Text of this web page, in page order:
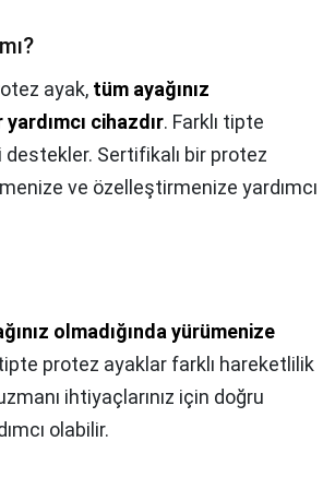
ayak, tüm ayağınız
cihazdır. Farklı tipte
Sertifikalı bir protez
ve özelleştirmenize yardımcı
olmadığında yürümenize
tipte protez ayaklar farklı hareketlilik
ihtiyaçlarınız için doğru
olabilir.